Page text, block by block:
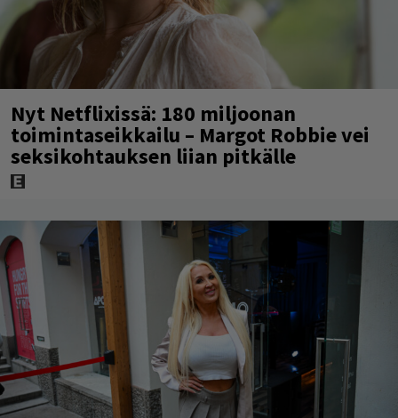
Nyt Netflixissä: 180 miljoonan
toimintaseikkailu – Margot Robbie vei
seksikohtauksen liian pitkälle